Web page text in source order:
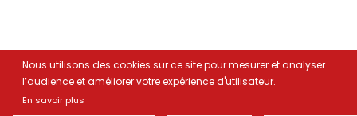
Nous utilisons des cookies sur ce site pour mesurer et analyser
l’audience et améliorer votre expérience d'utilisateur.
En savoir plus